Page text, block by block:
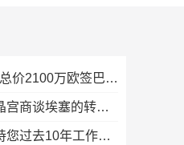
HWG！罗马诺：切尔西总价2100万欧签巴列卡诺28岁左后卫查瓦里亚
记者：布鲁日仍在与水晶宫商谈埃塞的转会交易
阿足协致因凡蒂诺：支持您过去10年工作，由您继续领导是正确道路